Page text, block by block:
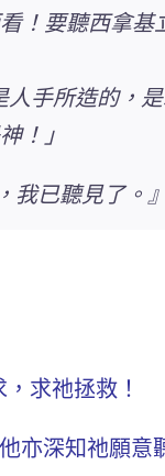
！要聽西拿基
手所造的，
！」
已聽見了。』
求祂拯救！
亦深知祂願意